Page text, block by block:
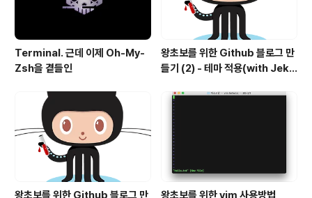
Terminal. 근데 이제 Oh-My-
Zsh을 곁들인
왕초보를 위한 Github 블로그 만
들기 (2) - 테마 적용(with Jekyl
왕초보를 위한 Github 블로그 만
왕초보를 위한 vim 사용방법